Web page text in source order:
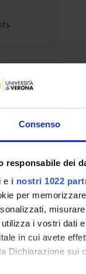
Consenso
responsabile dei
e i nostri 1022
per
i vostri dati
in cui avete
Dichiarazione sui